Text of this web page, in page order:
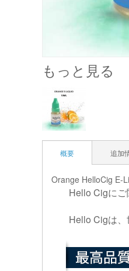
もっと見る
概要 追加
Orange HelloCig E-
Hello Cigにご
Hello Cigは、